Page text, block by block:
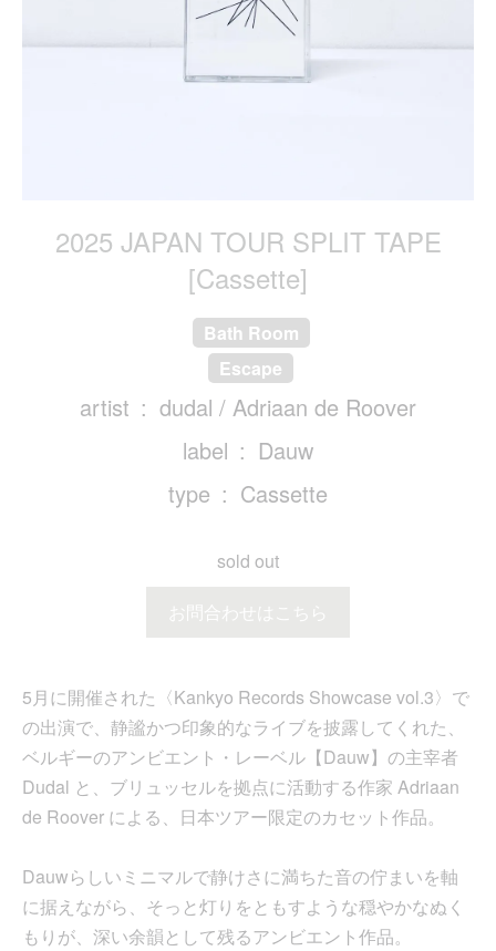
2025 JAPAN TOUR SPLIT TAPE
[Cassette]
Bath Room
Escape
artist
dudal / Adriaan de Roover
label
Dauw
type
Cassette
sold out
お問合わせはこちら
5月に開催された〈Kankyo Records Showcase vol.3〉で
の出演で、静謐かつ印象的なライブを披露してくれた、
ベルギーのアンビエント・レーベル【Dauw】の主宰者
Dudal と、ブリュッセルを拠点に活動する作家 Adriaan
de Roover による、日本ツアー限定のカセット作品。
Dauwらしいミニマルで静けさに満ちた音の佇まいを軸
に据えながら、そっと灯りをともすような穏やかなぬく
もりが、深い余韻として残るアンビエント作品。